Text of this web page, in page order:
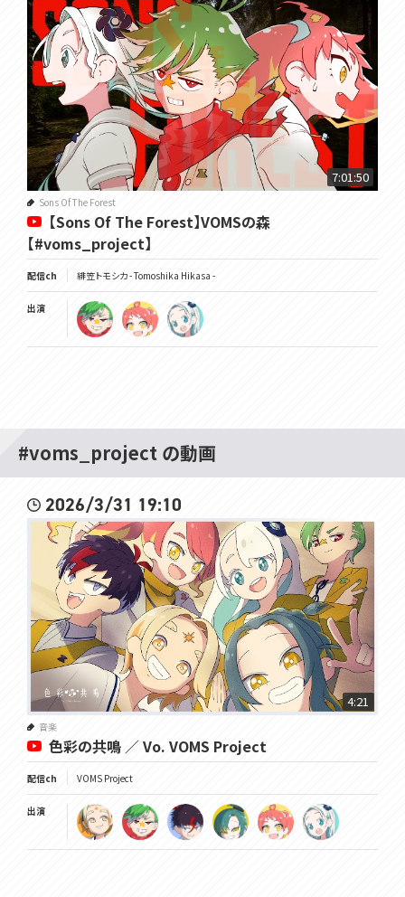
7:01:50
Sons Of The Forest
【Sons Of The Forest】VOMSの森
【#voms_project】
配信ch 緋笠トモシカ - Tomoshika Hikasa -
出演
#voms_project の動画
2026/3/31 19:10
4:21
音楽
色彩の共鳴 ／ Vo. VOMS Project
配信ch VOMS Project
出演